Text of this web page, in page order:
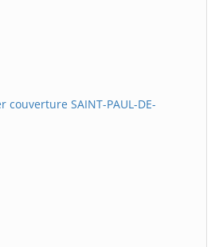
couverture SAINT-PAUL-DE-